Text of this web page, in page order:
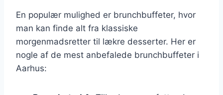
En populær mulighed er brunchbuffeter, hvor
man kan finde alt fra klassiske
morgenmadsretter til lækre desserter. Her er
nogle af de mest anbefalede brunchbuffeter i
Aarhus: